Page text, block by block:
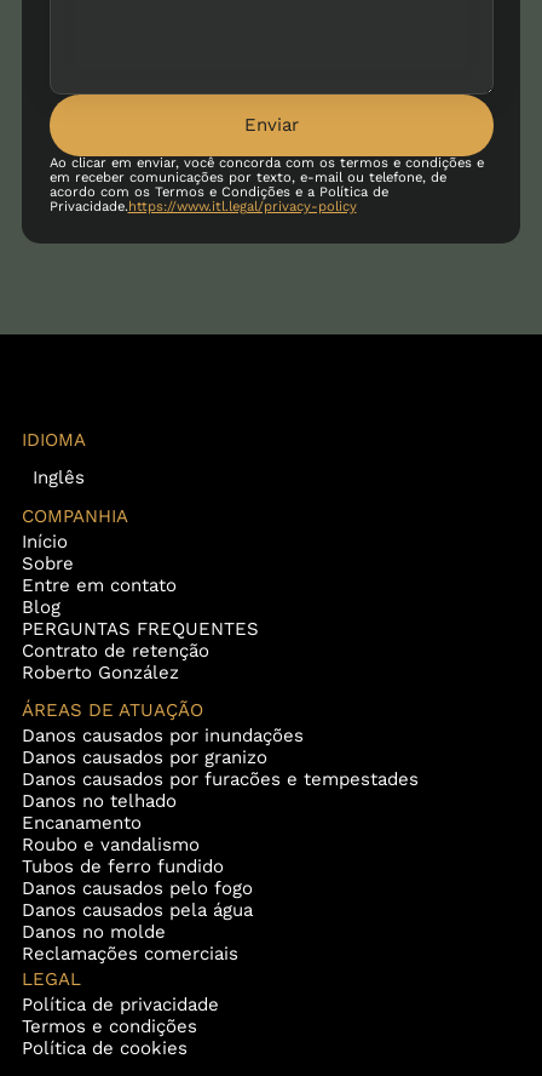
Enviar
Ao clicar em enviar, você concorda com os termos e condições e
em receber comunicações por texto, e-mail ou telefone, de
acordo com os Termos e Condições e a Política de
Privacidade.https://www.itl.legal/privacy-policy
IDIOMA
Inglês
COMPANHIA
Início
Sobre
Entre em contato
Blog
PERGUNTAS FREQUENTES
Contrato de retenção
Roberto González
ÁREAS DE ATUAÇÃO
Danos causados por inundações
Danos causados por granizo
Danos causados por furacões e tempestades
Danos no telhado
Encanamento
Roubo e vandalismo
Tubos de ferro fundido
Danos causados pelo fogo
Danos causados pela água
Danos no molde
Reclamações comerciais
LEGAL
Política de privacidade
Termos e condições
Política de cookies